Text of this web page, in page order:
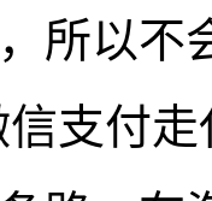
所以不
支付